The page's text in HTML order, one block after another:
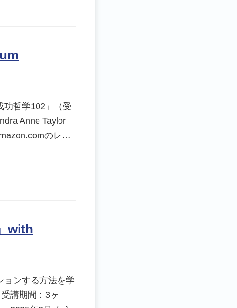
功哲学102」（受
Anne Taylor
のレ…
with
ョンする方法を学
講期間：3ヶ